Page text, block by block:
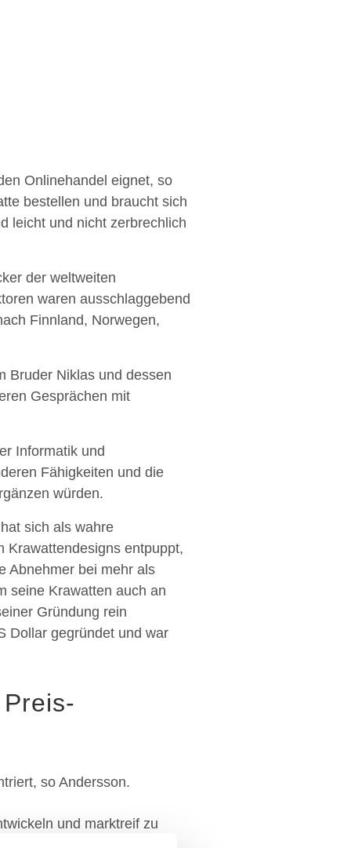
Onlinehandel eignet, so
bestellen und braucht sich
leicht und nicht zerbrechlich
der weltweiten
waren ausschlaggebend
Finnland, Norwegen,
Bruder Niklas und dessen
Gesprächen mit
Informatik und
Fähigkeiten und die
würden.
sich als wahre
Krawattendesigns entpuppt,
Abnehmer bei mehr als
seine Krawatten auch an
Gründung rein
Dollar gegründet und war
so Andersson.
und marktreif zu